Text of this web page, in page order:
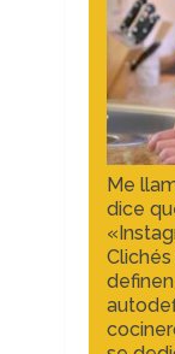
Me
dice